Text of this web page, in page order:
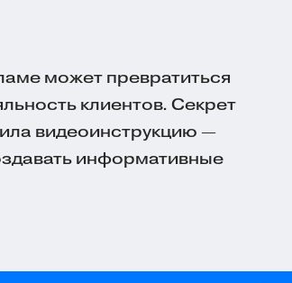
может превратиться
клиентов. Секрет
видеоинструкцию —
информативные